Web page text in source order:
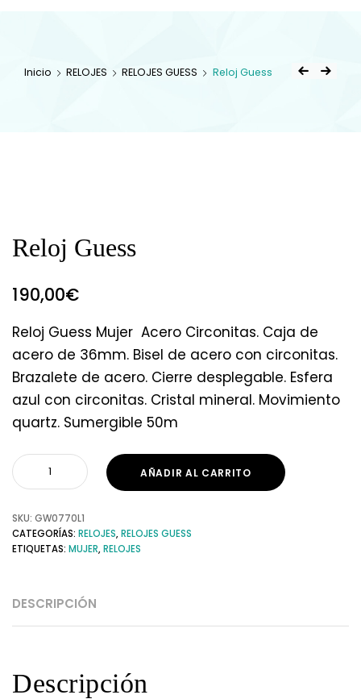
Inicio RELOJES RELOJES GUESS Reloj Guess
Reloj Guess
190,00€
Reloj Guess Mujer Acero Circonitas. Caja de
acero de 36mm. Bisel de acero con circonitas.
Brazalete de acero. Cierre desplegable. Esfera
azul con circonitas. Cristal mineral. Movimiento
quartz. Sumergible 50m
AÑADIR AL CARRITO
SKU: GW0770L1
CATEGORÍAS: RELOJES,RELOJES GUESS
ETIQUETAS: MUJER,RELOJES
DESCRIPCIÓN
Descripción